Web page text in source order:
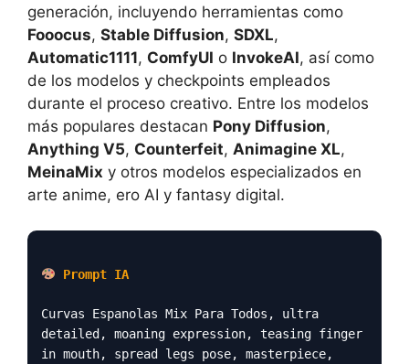
generación, incluyendo herramientas como
Fooocus, Stable Diffusion, SDXL,
Automatic1111, ComfyUI o InvokeAI, así como
de los modelos y checkpoints empleados
durante el proceso creativo. Entre los modelos
más populares destacan Pony Diffusion,
Anything V5, Counterfeit, Animagine XL,
MeinaMix y otros modelos especializados en
arte anime, ero AI y fantasy digital.
Prompt IA
Curvas Espanolas Mix Para Todos, ultra
detailed, moaning expression, teasing finger
in mouth, spread legs pose, masterpiece,